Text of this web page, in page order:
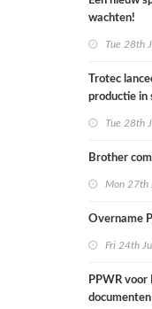
wachten!
Tue 28th
Trotec
productie in
Tue 28th
Brother
Mon 27th
Overname
Fri 24th
PPWR voor